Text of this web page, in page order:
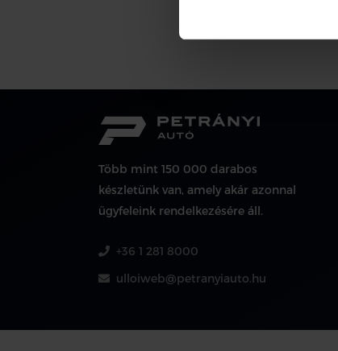
Több mint 150 000 darabos
készletünk van, amely akár azonnal
ügyfeleink rendelkezésére áll.
+36 1 281 8000
ulloiweb@petranyiauto.hu